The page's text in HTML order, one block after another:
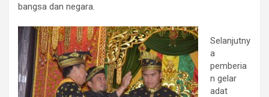
bangsa dan negara.
Selanjutny
a
pemberia
n gelar
adat